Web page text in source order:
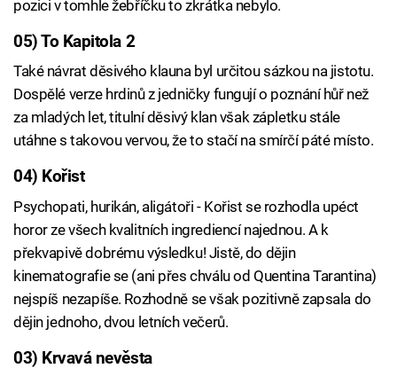
pozici v tomhle žebříčku to zkrátka nebylo.
05) To Kapitola 2
Také návrat děsivého klauna byl určitou sázkou na jistotu.
Dospělé verze hrdinů z jedničky fungují o poznání hůř než
za mladých let, titulní děsivý klan však zápletku stále
utáhne s takovou vervou, že to stačí na smírčí páté místo.
04) Kořist
Psychopati, hurikán, aligátoři - Kořist se rozhodla upéct
horor ze všech kvalitních ingrediencí najednou. A k
překvapivě dobrému výsledku! Jistě, do dějin
kinematografie se (ani přes chválu od Quentina Tarantina)
nejspíš nezapíše. Rozhodně se však pozitivně zapsala do
dějin jednoho, dvou letních večerů.
03) Krvavá nevěsta